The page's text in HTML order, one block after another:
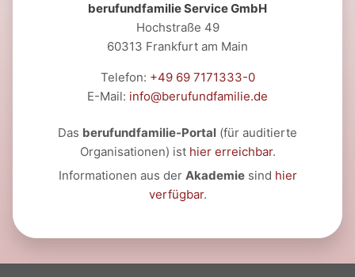
berufundfamilie Service GmbH
Hochstraße 49
60313 Frankfurt am Main
Telefon: +49 69 7171333-0
E-Mail: info@berufundfamilie.de
Das berufundfamilie-Portal (für auditierte
Organisationen) ist hier erreichbar.
Informationen aus der Akademiesind hier
verfügbar.